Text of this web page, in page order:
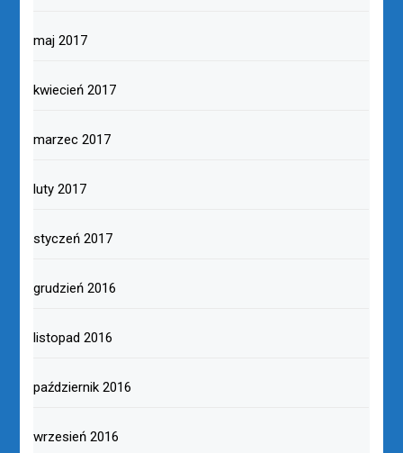
maj 2017
kwiecień 2017
marzec 2017
luty 2017
styczeń 2017
grudzień 2016
listopad 2016
październik 2016
wrzesień 2016